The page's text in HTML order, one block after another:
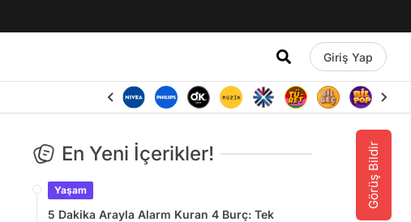
Giriş Yap
Görüş Bildir
En Yeni İçerikler!
Yaşam
5 Dakika Arayla Alarm Kuran 4 Burç: Tek